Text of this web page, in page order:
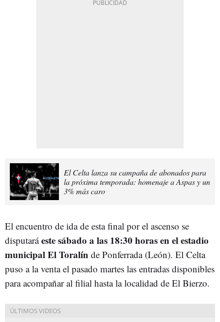
El Celta lanza su campaña de abonados para
la próxima temporada: homenaje a Aspas y un
3% más caro
El encuentro de ida de esta final por el ascenso se
disputaráeste sábado a las 18:30 horas en el estadio
municipal El Toralín de Ponferrada (León). El Celta
puso a la venta el pasado martes las entradas disponibles
para acompañar al filial hasta la localidad de El Bierzo.